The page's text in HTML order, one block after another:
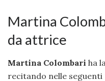
Martina
da attrice
Martina Colombari ha
recitando nelle